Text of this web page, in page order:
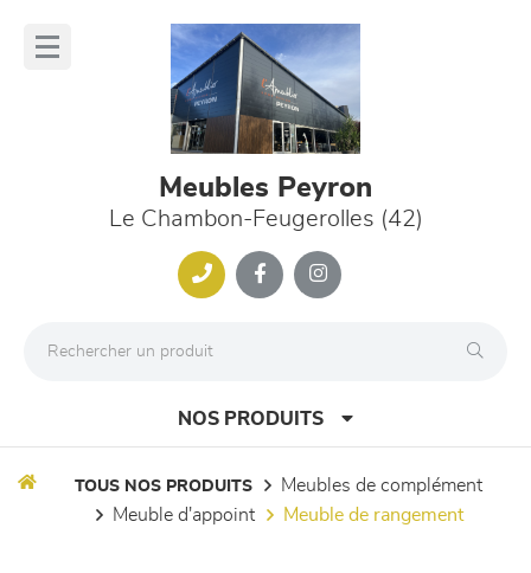
Meubles Peyron
Le Chambon-Feugerolles (42)
NOS PRODUITS
TOUS NOS PRODUITS
meubles de complément
meuble d'appoint
meuble de rangement